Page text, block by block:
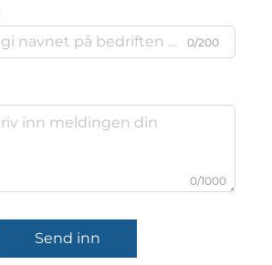
0/200
0/1000
Send inn